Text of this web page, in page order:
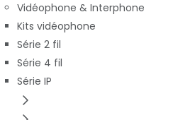
Vidéophone & Interphone
Kits vidéophone
Série 2 fil
Série 4 fil
Série IP